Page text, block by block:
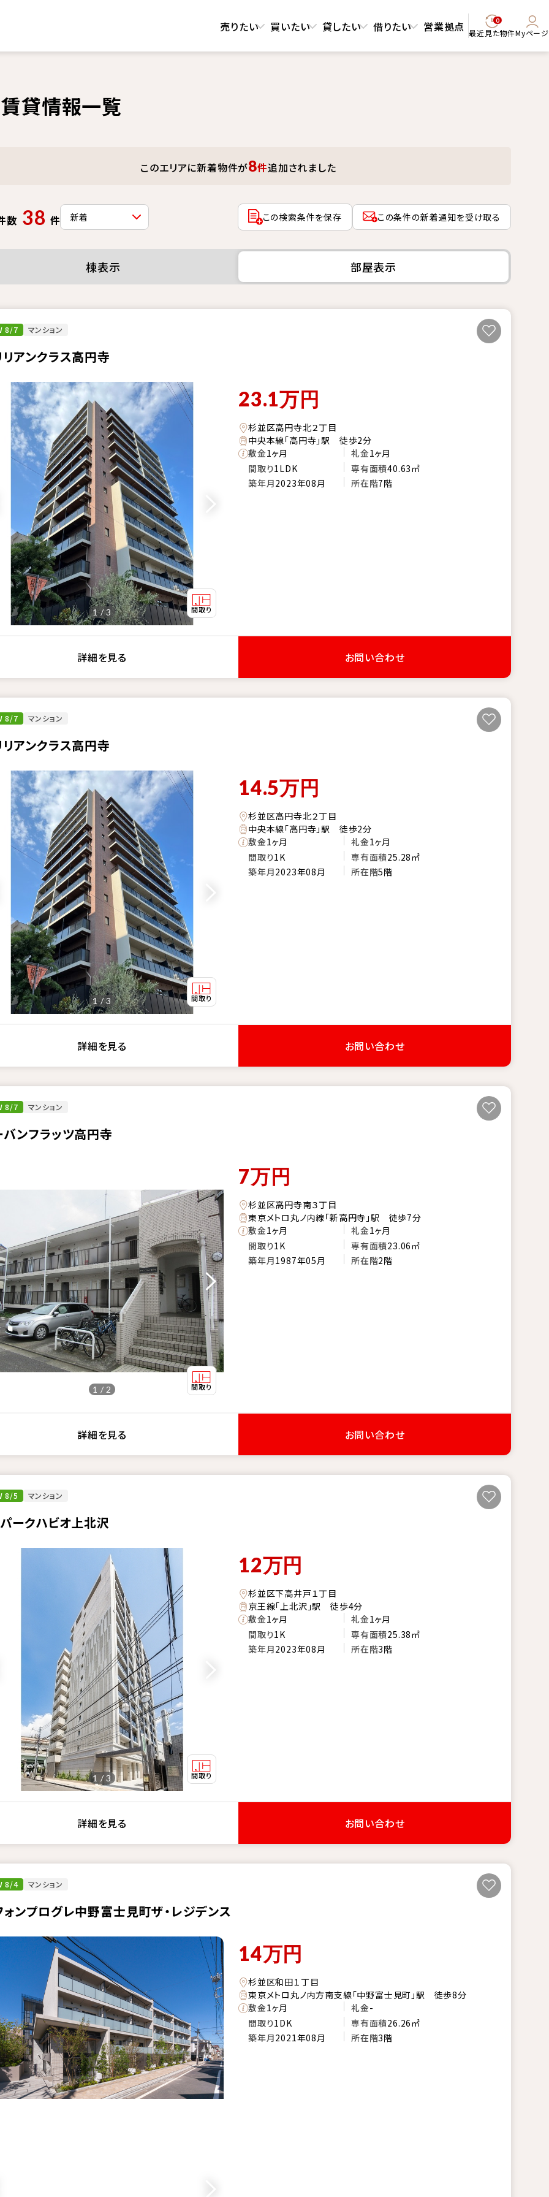
売りたい 買いたい 貸したい 借りたい 営業拠点 0
最近見た物件Myページ
賃貸情報一覧
このエリアに新着物件が8件追加されました
数 38 件 この検索条件を保存 この条件の新着通知を受け取る
棟表示 部屋表示
8/7 マンション
リアンクラス高円寺
1 / 3
23.1万円
杉並区高円寺北２丁目
中央本線「高円寺」駅 徒歩2分
敷金1ヶ月 礼金1ヶ月
間取り1LDK 専有面積40.63㎡
築年月2023年08月 所在階7階
詳細を見る お問い合わせ
8/7 マンション
リアンクラス高円寺
1 / 3
14.5万円
杉並区高円寺北２丁目
中央本線「高円寺」駅 徒歩2分
敷金1ヶ月 礼金1ヶ月
間取り1K 専有面積25.28㎡
築年月2023年08月 所在階5階
詳細を見る お問い合わせ
8/7 マンション
バンフラッツ高円寺
1 / 2
7万円
杉並区高円寺南３丁目
東京メトロ丸ノ内線「新高円寺」駅 徒歩7分
敷金1ヶ月 礼金1ヶ月
間取り1K 専有面積23.06㎡
築年月1987年05月 所在階2階
詳細を見る お問い合わせ
8/5 マンション
パークハビオ上北沢
1 / 3
12万円
杉並区下高井戸１丁目
京王線「上北沢」駅 徒歩4分
敷金1ヶ月 礼金1ヶ月
間取り1K 専有面積25.38㎡
築年月2023年08月 所在階3階
詳細を見る お問い合わせ
8/4 マンション
ォンプログレ中野富士見町ザ・レジデンス
14万円
杉並区和田１丁目
東京メトロ丸ノ内方南支線「中野富士見町」駅 徒歩8分
敷金1ヶ月 礼金-
間取り1DK 専有面積26.26㎡
築年月2021年08月 所在階3階